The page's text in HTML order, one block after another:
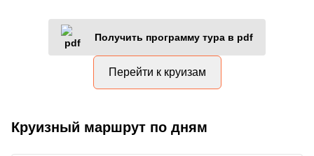
Получить программу тура в pdf
Перейти к круизам
Круизный маршрут по дням